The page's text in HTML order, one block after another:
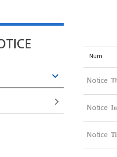
Num
Notice
Notice
Notice